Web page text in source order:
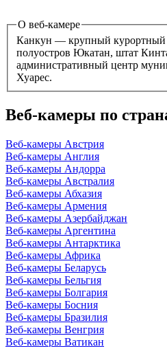
О веб-камере
Канкун — крупный курортный
полуостров Юкатан, штат
административный центр
Хуарес.
Веб-камеры по
Веб-камеры Австрия
Веб-камеры Англия
Веб-камеры Андорра
Веб-камеры Австралия
Веб-камеры Абхазия
Веб-камеры Армения
Веб-камеры Азербайджан
Веб-камеры Аргентина
Веб-камеры Антарктика
Веб-камеры Африка
Веб-камеры Беларусь
Веб-камеры Бельгия
Веб-камеры Болгария
Веб-камеры Босния
Веб-камеры Бразилия
Веб-камеры Венгрия
Веб-камеры Ватикан